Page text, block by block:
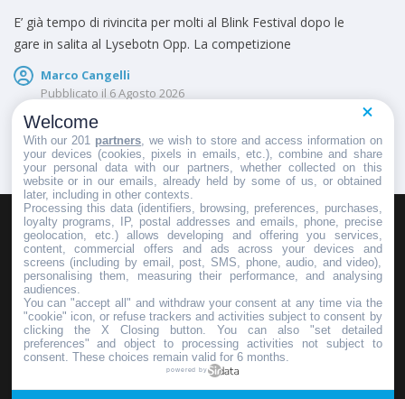
E’ già tempo di rivincita per molti al Blink Festival dopo le
gare in salita al Lysebotn Opp. La competizione
Marco Cangelli
Pubblicato il 6 Agosto 2026
HOMEPAGEREDAZIONEINVIA UN COMUNICATO STAMPA
PUBBLICITÀSCRIVI AL DIRETTORE
Copyright © 2016 - 2025 ASD Fondo Italia - Partita Iva: IT 03855110049
Welcome
With our 201 partners , we wish to store and access information on
your devices (cookies, pixels in emails, etc.), combine and share
your personal data with our partners, whether collected on this
website or in our emails, already held by some of us, or obtained
later, including in other contexts.
Processing this data (identifiers, browsing, preferences, purchases,
loyalty programs, IP, postal addresses and emails, phone, precise
geolocation, etc.) allows developing and offering you services,
content, commercial offers and ads across your devices and
screens (including by email, post, SMS, phone, audio, and video),
personalising them, measuring their performance, and analysing
audiences.
You can "accept all" and withdraw your consent at any time via the
"cookie" icon, or refuse trackers and activities subject to consent by
clicking the X Closing button. You can also "set detailed
preferences" and object to processing activities not subject to
consent. These choices remain valid for 6 months.
powered by